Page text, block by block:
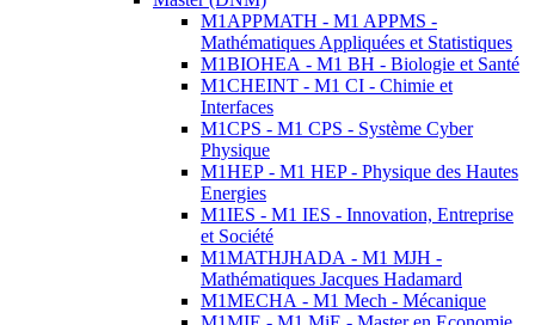
M1APPMATH - M1 APPMS -
Mathématiques Appliquées et Statistiques
M1BIOHEA - M1 BH - Biologie et Santé
M1CHEINT - M1 CI - Chimie et
Interfaces
M1CPS - M1 CPS - Système Cyber
Physique
M1HEP - M1 HEP - Physique des Hautes
Energies
M1IES - M1 IES - Innovation, Entreprise
et Société
M1MATHJHADA - M1 MJH -
Mathématiques Jacques Hadamard
M1MECHA - M1 Mech - Mécanique